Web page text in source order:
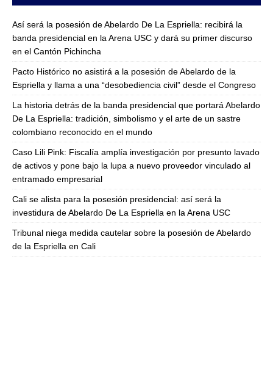
Así será la posesión de Abelardo De La Espriella: recibirá la
banda presidencial en la Arena USC y dará su primer discurso
en el Cantón Pichincha
Pacto Histórico no asistirá a la posesión de Abelardo de la
Espriella y llama a una “desobediencia civil” desde el Congreso
La historia detrás de la banda presidencial que portará Abelardo
De La Espriella: tradición, simbolismo y el arte de un sastre
colombiano reconocido en el mundo
Caso Lili Pink: Fiscalía amplía investigación por presunto lavado
de activos y pone bajo la lupa a nuevo proveedor vinculado al
entramado empresarial
Cali se alista para la posesión presidencial: así será la
investidura de Abelardo De La Espriella en la Arena USC
Tribunal niega medida cautelar sobre la posesión de Abelardo
de la Espriella en Cali